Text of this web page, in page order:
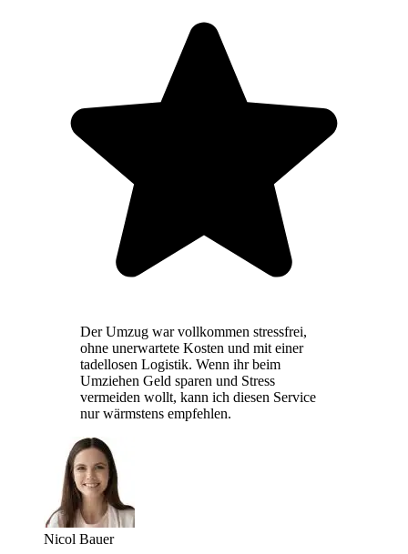
Der Umzug war vollkommen stressfrei,
ohne unerwartete Kosten und mit einer
tadellosen Logistik. Wenn ihr beim
Umziehen Geld sparen und Stress
vermeiden wollt, kann ich diesen Service
nur wärmstens empfehlen.
Nicol Bauer